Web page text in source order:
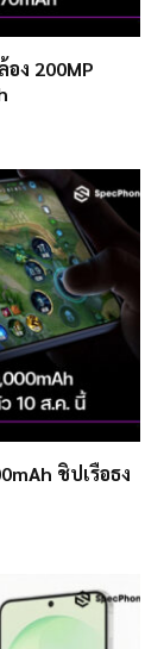
อง 200MP
ชิปเรือธง